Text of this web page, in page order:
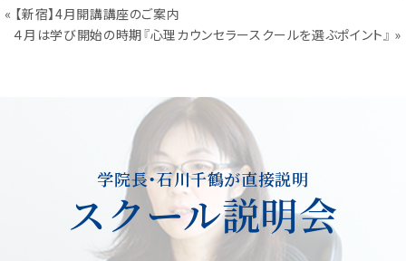
投
« 【新宿】4月開講講座のご案内
４月は学び開始の時期『心理カウンセラースクールを選ぶポイント』 »
学院長・石川千鶴が直接説明
スクール説明会